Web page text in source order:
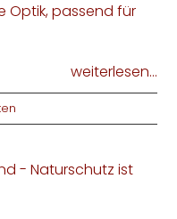
Optik, passend für
weiterlesen...
- Naturschutz ist